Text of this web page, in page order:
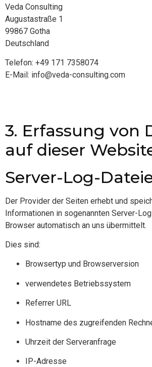
Veda Consulting
Augustastraße 1
99867 Gotha
Deutschland
Telefon: +49 171 7358074
E-Mail: info@veda-consulting.com
3. Erfassung von
auf dieser
Server-Log-
Der Provider der Seiten erhebt und
Informationen in sogenannten Server-
Browser automatisch an uns übermittelt.
Dies sind:
Browsertyp und Browserversion
verwendetes Betriebssystem
Referrer URL
Hostname des zugreifenden
Uhrzeit der Serveranfrage
IP-Adresse